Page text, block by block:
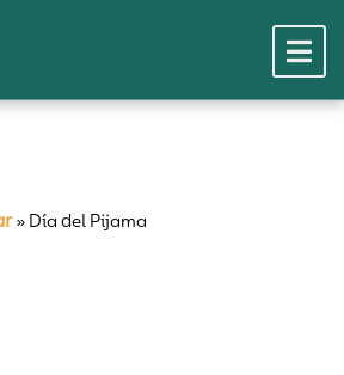
» Día del Pijama